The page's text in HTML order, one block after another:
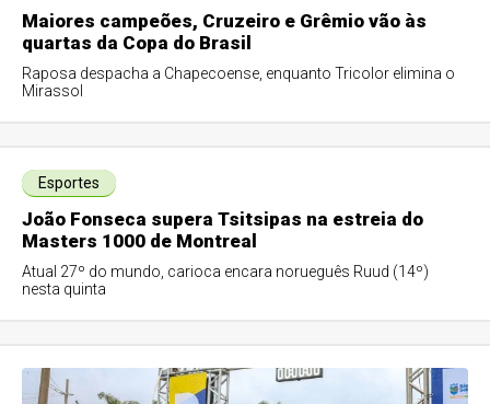
Maiores campeões, Cruzeiro e Grêmio vão às
quartas da Copa do Brasil
Raposa despacha a Chapecoense, enquanto Tricolor elimina o
Mirassol
Esportes
João Fonseca supera Tsitsipas na estreia do
Masters 1000 de Montreal
Atual 27º do mundo, carioca encara norueguês Ruud (14º)
nesta quinta